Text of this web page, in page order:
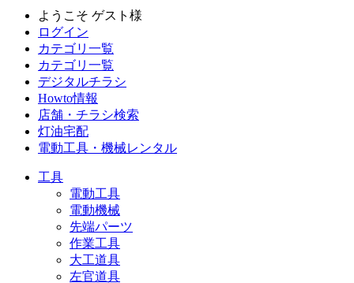
ようこそ ゲスト様
ログイン
カテゴリ一覧
カテゴリ一覧
デジタルチラシ
Howto情報
店舗・チラシ検索
灯油宅配
電動工具・機械レンタル
工具
電動工具
電動機械
先端パーツ
作業工具
大工道具
左官道具